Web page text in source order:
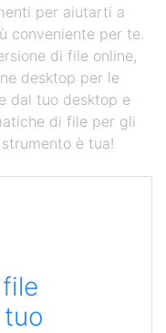
per aiutarti a
conveniente per te.
di file online,
desktop per le
dal tuo desktop e
di file per gli
è tua!